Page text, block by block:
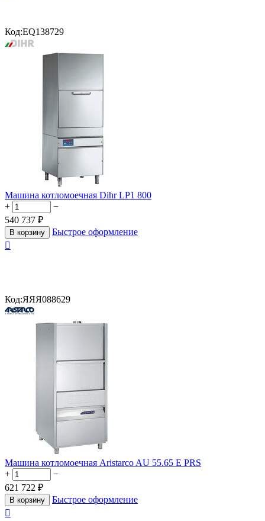
Код:EQ138729
Машина котломоечная Dihr LP1 800
+
−
540 737 ₽
В корзину
Быстрое оформление

Код:ЯЯЯ088629
Машина котломоечная Aristarco AU 55.65 E PRS
+
−
621 722 ₽
В корзину
Быстрое оформление
